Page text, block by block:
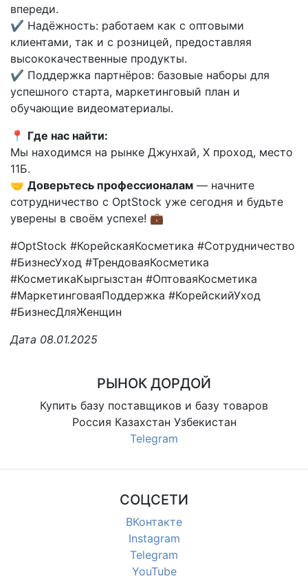
впереди.
✔ Надёжность: работаем как с оптовыми
клиентами, так и с розницей, предоставляя
высококачественные продукты.
✔ Поддержка партнёров: базовые наборы для
успешного старта, маркетинговый план и
обучающие видеоматериалы.
📍 Где нас найти:
Мы находимся на рынке Джунхай, X проход, место
11Б.
🤝 Доверьтесь профессионалам — начните
сотрудничество с OptStock уже сегодня и будьте
уверены в своём успехе! 💼
#OptStock #КорейскаяКосметика #Сотрудничество
#БизнесУход #ТрендоваяКосметика
#КосметикаКыргызстан #ОптоваяКосметика
#МаркетинговаяПоддержка #КорейскийУход
#БизнесДляЖенщин
Дата 08.01.2025
РЫНОК ДОРДОЙ
Купить базу поставщиков и базу товаров
Россия Казахстан Узбекистан
Telegram
СОЦСЕТИ
ВКонтакте
Instagram
Telegram
YouTube